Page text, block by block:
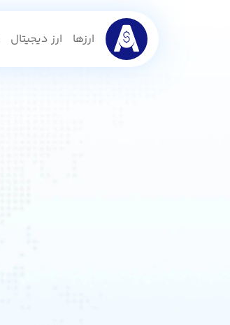
ارزها ارز دیجیتال